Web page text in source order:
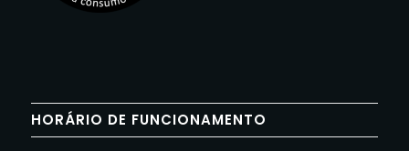
HORÁRIO DE FUNCIONAMENTO